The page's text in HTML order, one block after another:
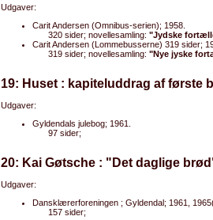
Udgaver:
Carit Andersen (Omnibus-serien); 1958.
320 sider; novellesamling: "Jydske
Carit Andersen (Lommebusserne) 319 sider;
319 sider; novellesamling: "Nye jyske
19: Huset : kapiteluddrag af første
Udgaver:
Gyldendals julebog; 1961.
97 sider;
20: Kai Gøtsche : "Det daglige
Udgaver:
Dansklærerforeningen ; Gyldendal; 1961,
157 sider;